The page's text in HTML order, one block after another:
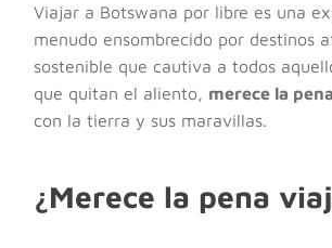
Viajar a Botswana por libre es una
menudo ensombrecido por destinos
sostenible que cautiva a todos
que quitan el aliento, merece la
con la tierra y sus maravillas.
¿Merece la pena